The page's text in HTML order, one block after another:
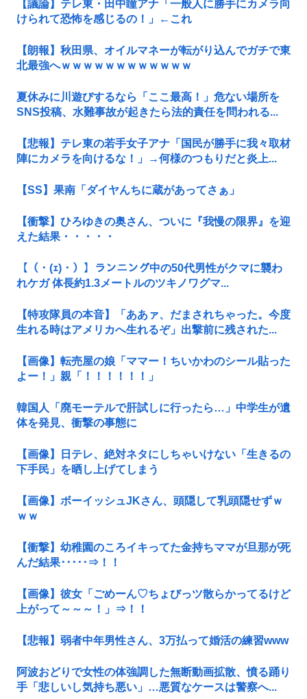
【議論】テレ東・田中瞳アナ「一般人に勝手にカメラ向
けられて恐怖を感じるの！」←これ
【朗報】秋田県、オイルマネーが転がり込んでガチで東
北最強へｗｗｗｗｗｗｗｗｗｗｗｗ
夏休みに川遊びするなら「ここ最高！」危ない場所を
SNS投稿、水難事故が起きたら法的責任を問われる...
【悲報】テレ東の若手女子アナ「国民が勝手に我々取材
陣にカメラを向けるな！」→何様のつもりだと炎上...
【SS】果南「ダイヤんちに蔵があってさぁ」
【衝撃】ひろゆきの奥さん、ついに『我慢の限界』を迎
えた結果・・・・・
【（・(ｪ)・）】ランニング中の50代男性がクマに襲わ
れケガ 体長約1.3メートルのツキノワグマ...
【特攻隊員の本音】「ああァ、だまされちゃった。今度
生れる時はアメリカへ生れるぞ」出撃前に残された...
【画像】転売屋の娘「ママー！ちいかわのシール貼った
よー！」親「！！！！！！」
韓国人「廃モーテルで肝試しに行ったら…」中学生が遺
体を発見、衝撃の事態に
【画像】日テレ、絶対ネタにしちゃいけない「生きるの
下手民」を晒し上げてしまう
【画像】ボーイッシュJKさん、頭隠して乳頭隠せずｗ
ｗｗ
【衝撃】幼稚園のころイキってた金持ちママが旦那が死
んだ結果･････⇒！！
【画像】彼女「ごめーん♡ちょびっツ散らかってるけど
上がって～～～！」⇒！！
【悲報】弱者中年男性さん、3万払って婚活の練習www
阿波おどりで女性の体強調した無断動画拡散、憤る踊り
手「悲しいし気持ち悪い」…悪質なケースは警察へ...